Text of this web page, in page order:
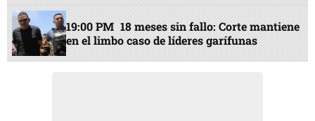
19:00 PM 18 meses sin fallo: Corte mantiene
en el limbo caso de líderes garífunas